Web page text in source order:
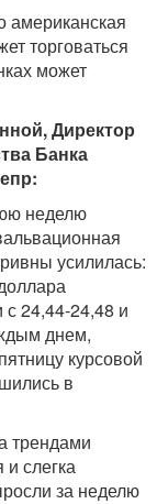
американская
торговаться
может
Директор
Банка
неделю
усилилась:
с 24,44-24,48 и
днем,
курсовой
в
трендами
слегка
за неделю